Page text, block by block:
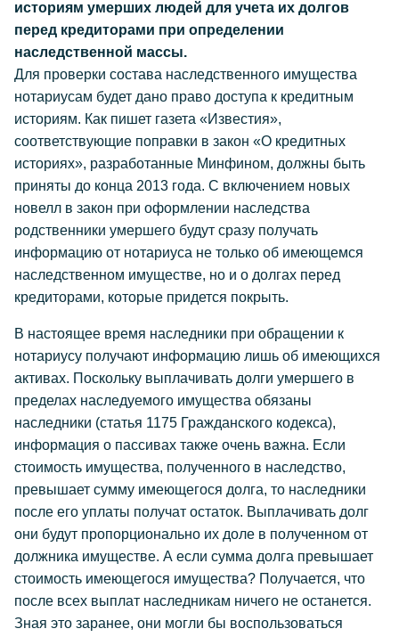
историям умерших людей для учета их долгов
перед кредиторами при определении
наследственной массы.
Для проверки состава наследственного имущества
нотариусам будет дано право доступа к кредитным
историям. Как пишет газета «Известия»,
соответствующие поправки в закон «О кредитных
историях», разработанные Минфином, должны быть
приняты до конца 2013 года. С включением новых
новелл в закон при оформлении наследства
родственники умершего будут сразу получать
информацию от нотариуса не только об имеющемся
наследственном имуществе, но и о долгах перед
кредиторами, которые придется покрыть.
В настоящее время наследники при обращении к
нотариусу получают информацию лишь об имеющихся
активах. Поскольку выплачивать долги умершего в
пределах наследуемого имущества обязаны
наследники (статья 1175 Гражданского кодекса),
информация о пассивах также очень важна. Если
стоимость имущества, полученного в наследство,
превышает сумму имеющегося долга, то наследники
после его уплаты получат остаток. Выплачивать долг
они будут пропорционально их доле в полученном от
должника имуществе. А если сумма долга превышает
стоимость имеющегося имущества? Получается, что
после всех выплат наследникам ничего не останется.
Зная это заранее, они могли бы воспользоваться